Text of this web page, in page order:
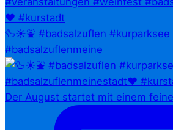
🦆☀️⛲ #badsalzuflen #kurparksee
#badsalzuflenmeine
Der August startet mit einem